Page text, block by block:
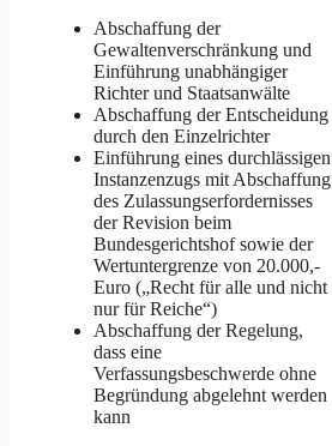
Abschaffung der
Gewaltenverschränkung und
Einführung unabhängiger
Richter und Staatsanwälte
Abschaffung der Entscheidung
durch den Einzelrichter
Einführung eines durchlässigen
Instanzenzugs mit Abschaffung
des Zulassungserfordernisses
der Revision beim
Bundesgerichtshof sowie der
Wertuntergrenze von 20.000,-
Euro („Recht für alle und nicht
nur für Reiche“)
Abschaffung der Regelung,
dass eine
Verfassungsbeschwerde ohne
Begründung abgelehnt werden
kann